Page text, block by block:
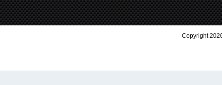
Copyright